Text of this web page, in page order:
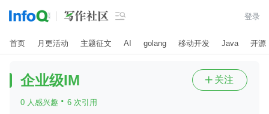
 登录
首页 月更活动 主题征文 AI golang 移动开发 Java 开源
企业级IM
0 人感兴趣 · 6 次引用
 关注